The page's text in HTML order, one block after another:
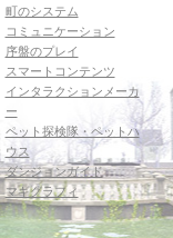
町のシステム
コミュニケーション
序盤のプレイ
スマートコンテンツ
インタラクションメーカ
ー
ペット探検隊・ペットハ
ウス
ダンジョンガイド
マギグラフィ